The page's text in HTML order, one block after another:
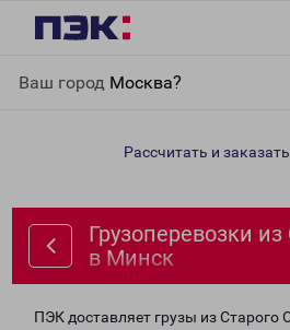
Ваш город Москва?
Минск
Рассчитать и
Грузоперевозки
в Минск
ПЭК доставляет грузы из Старого